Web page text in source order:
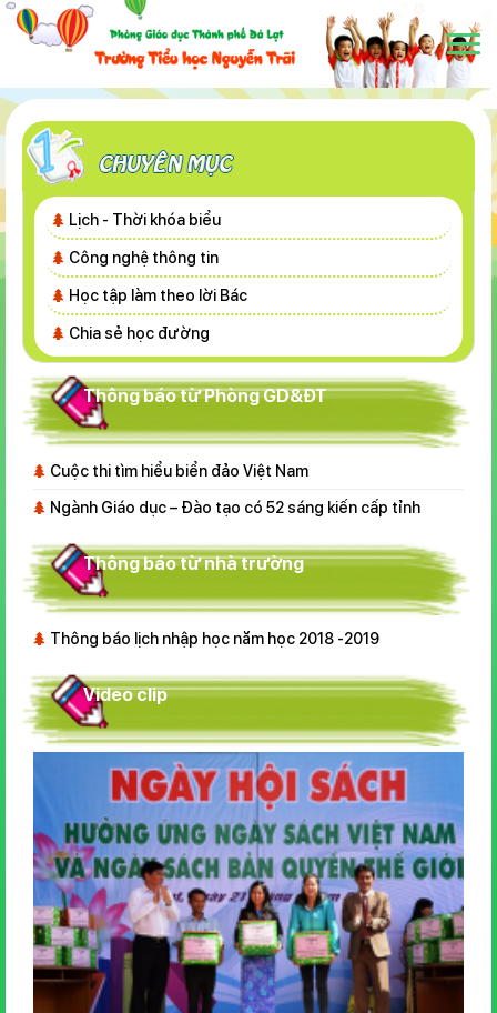
Lịch - Thời khóa biểu
Công nghệ thông tin
Học tập làm theo lời Bác
Chia sẻ học đường
Thông báo từ Phòng GD&ĐT
Cuộc thi tìm hiểu biển đảo Việt Nam
Ngành Giáo dục – Đào tạo có 52 sáng kiến cấp tỉnh
Thông báo từ nhà trường
Thông báo lịch nhập học năm học 2018 -2019
Video clip